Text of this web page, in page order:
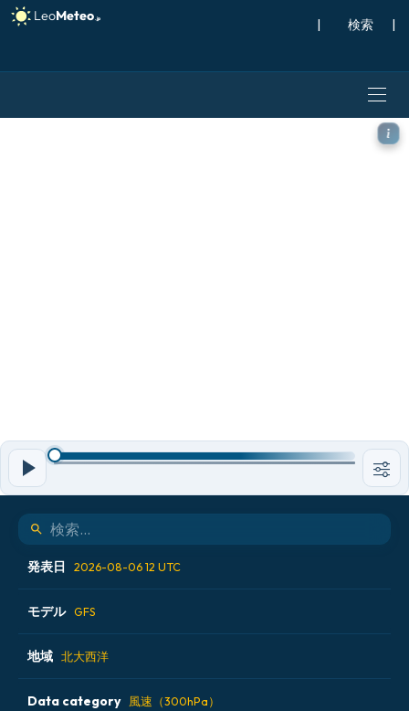
| |
GFS モデル - 北大西洋, 風
発表日 2026-08-06 12 UTC
2026-08-05 18 UTC
2026-08-06 00 UTC
2026-08-06 06 UTC
モデル GFS
ALADIN CZ 2.3 km
ECMWF AIFS [AI]
地域 北大西洋
アイスランド
Data category 風速（300hPa）